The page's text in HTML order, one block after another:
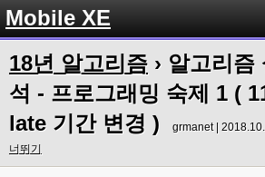
Mobile XE
18년 알고리즘 › 알고리즘
석 - 프로그래밍 숙제 1 (
late 기간 변경 )
grmanet |
너뛰기